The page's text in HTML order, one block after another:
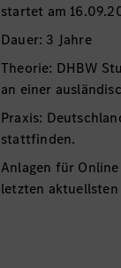
startet am
Theorie: DHBW
an einer
Praxis:
stattfinden.
Anlagen für
letzten aktuellsten